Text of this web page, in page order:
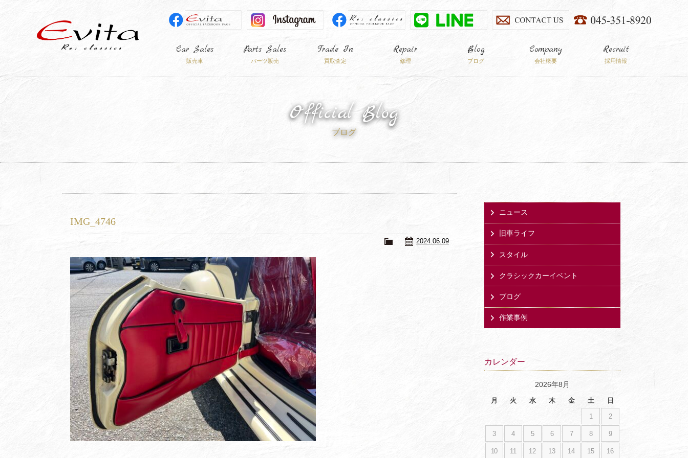
Car Sales
販売車
Parts Sales
パーツ販売
Trade In
買取査定
Repair
修理
Blog
ブログ
Company
会社概要
Recruit
採用情報
Official Blog
ブログ
IMG_4746
2024.06.09
ニュース
旧車ライフ
スタイル
クラシックカーイベント
ブログ
作業事例
カレンダー
2026年8月
月 火 水 木 金 土 日
1 2
3 4 5 6 7 8 9
10 11 12 13 14 15 16